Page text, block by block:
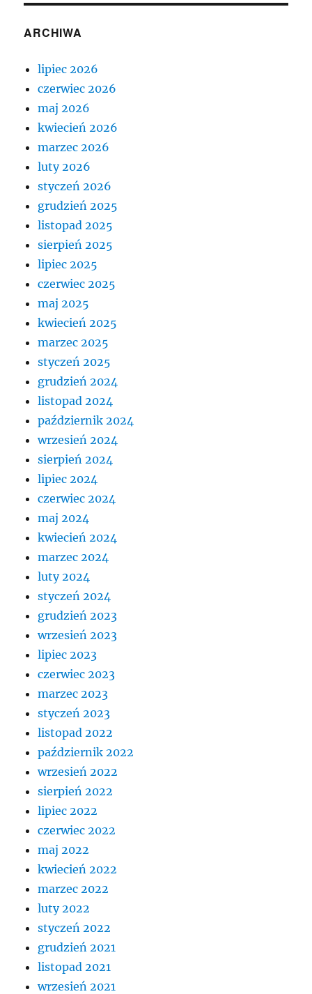
ARCHIWA
lipiec 2026
czerwiec 2026
maj 2026
kwiecień 2026
marzec 2026
luty 2026
styczeń 2026
grudzień 2025
listopad 2025
sierpień 2025
lipiec 2025
czerwiec 2025
maj 2025
kwiecień 2025
marzec 2025
styczeń 2025
grudzień 2024
listopad 2024
październik 2024
wrzesień 2024
sierpień 2024
lipiec 2024
czerwiec 2024
maj 2024
kwiecień 2024
marzec 2024
luty 2024
styczeń 2024
grudzień 2023
wrzesień 2023
lipiec 2023
czerwiec 2023
marzec 2023
styczeń 2023
listopad 2022
październik 2022
wrzesień 2022
sierpień 2022
lipiec 2022
czerwiec 2022
maj 2022
kwiecień 2022
marzec 2022
luty 2022
styczeń 2022
grudzień 2021
listopad 2021
wrzesień 2021